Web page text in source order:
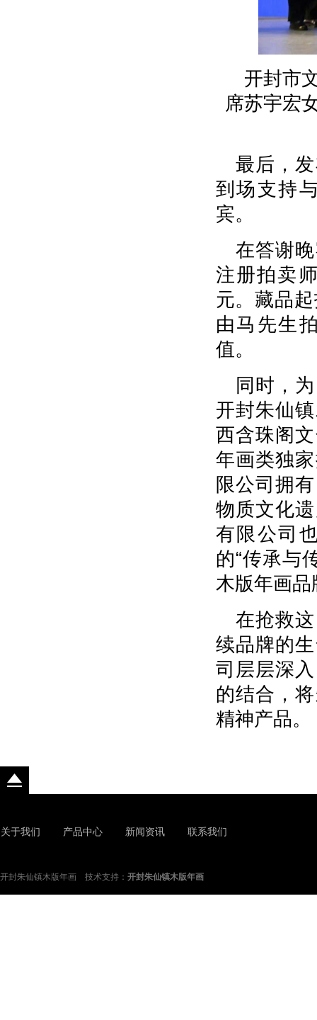
开封市
席苏宇宏
最后，
到场支持
宾。
在答谢
注册拍卖
元。藏品
由马先生
值。
同时，
开封朱仙
西含珠阁
年画类独
限公司拥
物质文化
有限公司
的“传承与
木版年画品
在抢救
续品牌的
司层层深
的结合，
精神产品。
关于我们 产品中心 新闻资讯 联系我们
开封朱仙镇木版年画 技术支持： 开封朱仙镇木版年画